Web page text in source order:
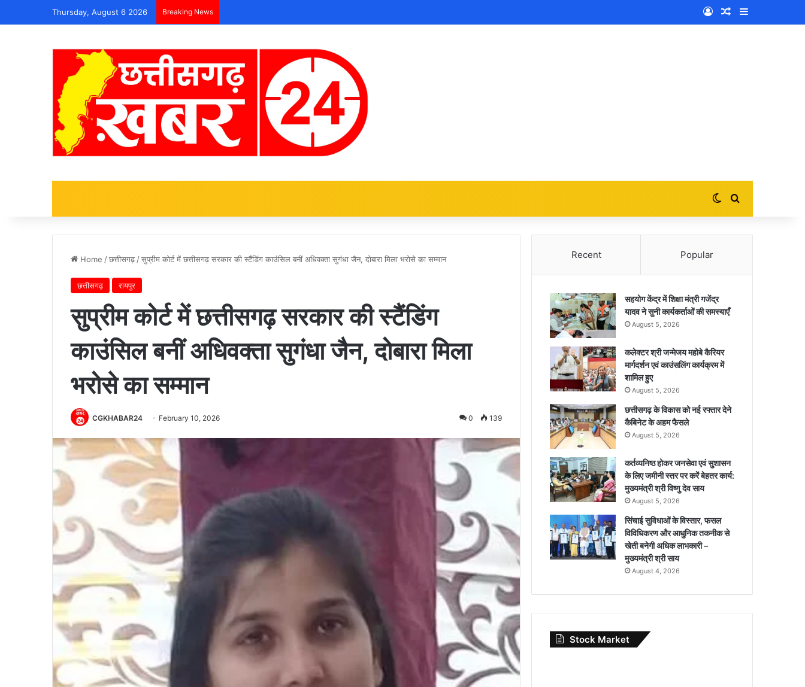
Thursday, August 6 2026 Breaking News Log InRandom Article
Switch skin
Home /छत्तीसगढ़ /सुप्रीम कोर्ट में छत्तीसगढ़ सरकार की स्टैंडिंग काउंसिल बनीं अधिवक्ता सुगंधा जैन, दोबारा मिला भरोसे का सम्मान
छत्तीसगढ़ रायपुर
सुप्रीम कोर्ट में छत्तीसगढ़ सरकार की स्टैंडिंग
काउंसिल बनीं अधिवक्ता सुगंधा जैन, दोबारा मिला
भरोसे का सम्मान
CGKHABAR24 February 10, 2026 0 139
Recent Popular
सहयोग केंद्र में शिक्षा मंत्री गजेंद्र
यादव ने सुनी कार्यकर्ताओं की समस्याएँ
August 5, 2026
कलेक्टर श्री जन्मेजय महोबे कैरियर
मार्गदर्शन एवं काउंसलिंग कार्यक्रम में
शामिल हुए
August 5, 2026
छत्तीसगढ़ के विकास को नई रफ्तार देने
कैबिनेट के अहम फैसले
August 5, 2026
कर्तव्यनिष्ठ होकर जनसेवा एवं सुशासन
के लिए जमीनी स्तर पर करें बेहतर कार्य:
मुख्यमंत्री श्री विष्णु देव साय
August 5, 2026
सिंचाई सुविधाओं के विस्तार, फसल
विविधिकरण और आधुनिक तकनीक से
खेती बनेगी अधिक लाभकारी –
मुख्यमंत्री श्री साय
August 4, 2026
Stock Market